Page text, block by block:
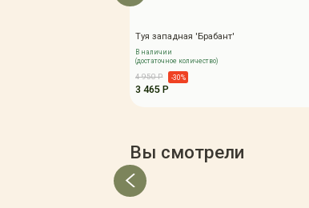
Туя западная 'Брабант'
В наличии
(достаточное количество)
4 950 Р -30%
3 465 Р
Вы смотрели